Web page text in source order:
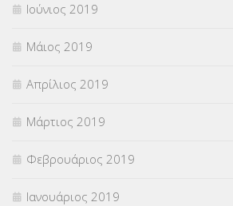
Ιούνιος 2019
Μάιος 2019
Απρίλιος 2019
Μάρτιος 2019
Φεβρουάριος 2019
Ιανουάριος 2019